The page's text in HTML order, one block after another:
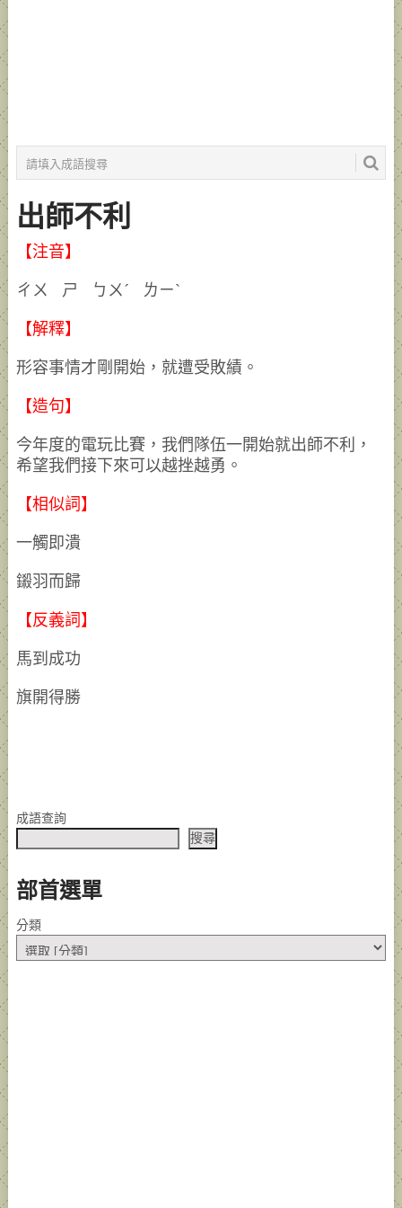
出師不利
【注音】
ㄔㄨ ㄕ ㄅㄨˊ ㄌㄧˋ
【解釋】
形容事情才剛開始，就遭受敗績。
【造句】
今年度的電玩比賽，我們隊伍一開始就出師不利，
希望我們接下來可以越挫越勇。
【相似詞】
一觸即潰
鎩羽而歸
【反義詞】
馬到成功
旗開得勝
成語查詢
搜尋
部首選單
分類